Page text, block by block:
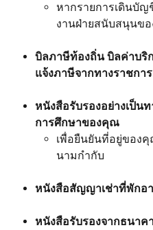
หากรายการเดินบั
งานฝ่ายสนับสนุนข
บิลภาษีท้องถิ่น บิลค่าบริ
แจ้งภาษีจากทางราชการ
หนังสือรับรองอย่างเป็น
การศึกษาของคุณ
เพื่อยืนยันที่อยู่ของ
นามกำกับ
หนังสือสัญญาเช่าที่พักอ
หนังสือรับรองจากธนาค